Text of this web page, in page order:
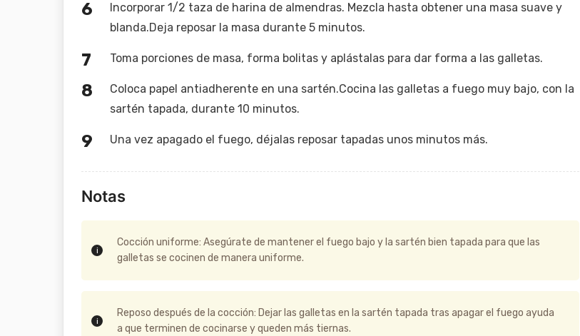
Incorporar 1/2 taza de harina de almendras. Mezcla hasta obtener una masa suave y
blanda.Deja reposar la masa durante 5 minutos.
Toma porciones de masa, forma bolitas y aplástalas para dar forma a las galletas.
Coloca papel antiadherente en una sartén.Cocina las galletas a fuego muy bajo, con la
sartén tapada, durante 10 minutos.
Una vez apagado el fuego, déjalas reposar tapadas unos minutos más.
Notas
Cocción uniforme: Asegúrate de mantener el fuego bajo y la sartén bien tapada para que las
galletas se cocinen de manera uniforme.
Reposo después de la cocción: Dejar las galletas en la sartén tapada tras apagar el fuego ayuda
a que terminen de cocinarse y queden más tiernas.